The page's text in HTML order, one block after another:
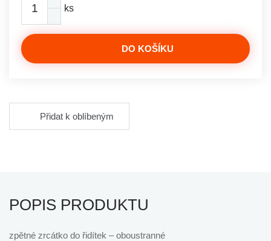
ks
DO KOŠÍKU
Přidat k oblíbeným
POPIS PRODUKTU
zpětné zrcátko do řidítek – oboustranné